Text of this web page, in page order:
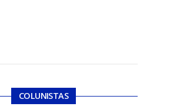
COLUNISTAS